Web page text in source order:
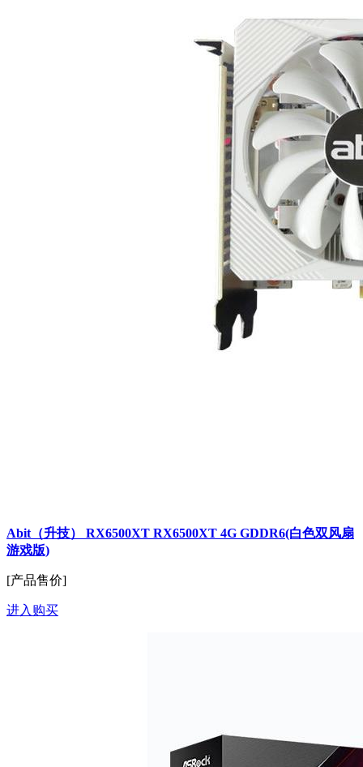
Abit（升技） RX6500XT RX6500XT 4G GDDR6(白色双风扇
游戏版)
[产品售价]
进入购买